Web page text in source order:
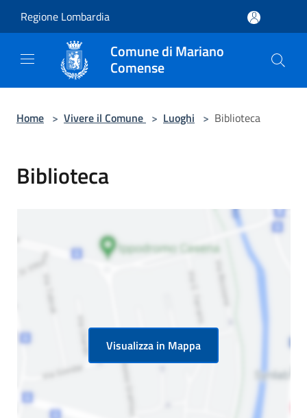
Regione Lombardia
Comune di Mariano
Comense
Home > Vivere il Comune > Luoghi > Biblioteca
Biblioteca
Visualizza in Mappa